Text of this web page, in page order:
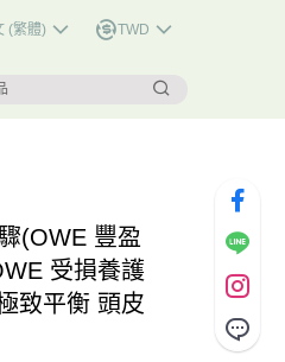
(繁體) TWD
(OWE 豐盈
受損養護
致平衡 頭皮